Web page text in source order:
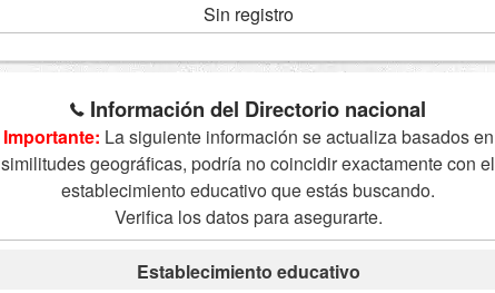
Sin registro
Información del Directorio nacional
Importante: La siguiente información se actualiza basados en
similitudes geográficas, podría no coincidir exactamente con el
establecimiento educativo que estás buscando.
Verifica los datos para asegurarte.
Establecimiento educativo